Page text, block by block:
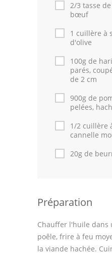
2/3 tasse
bœuf
1 cuillère à
d'olive
100g de
parés,
de 2 cm
900g de
pelées,
1/2 cuillère
cannelle
20g de
Préparation
Chauffer l'huile dans
poêle, frire à feu
la viande hachée.